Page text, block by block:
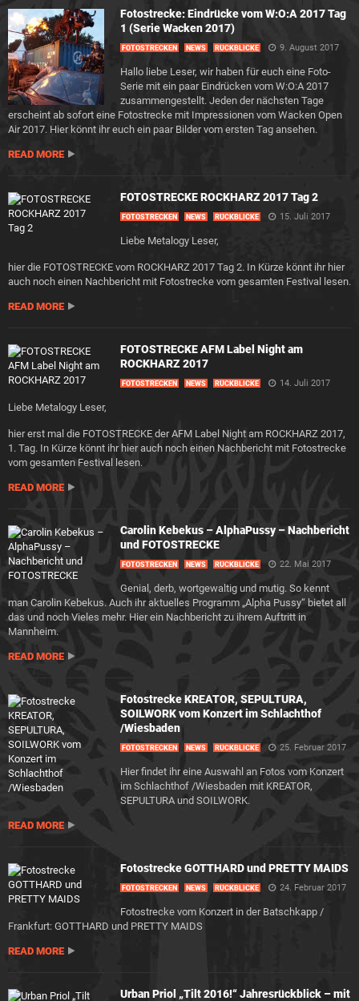
Fotostrecke: Eindrücke vom W:O:A 2017 Tag
1 (Serie Wacken 2017)
FOTOSTRECKEN NEWS RÜCKBLICKE 9. August 2017
Hallo liebe Leser, wir haben für euch eine Foto-
Serie mit ein paar Eindrücken vom W:O:A 2017
zusammengestellt. Jeden der nächsten Tage
erscheint ab sofort eine Fotostrecke mit Impressionen vom Wacken Open
Air 2017. Hier könnt ihr euch ein paar Bilder vom ersten Tag ansehen.
READ MORE
FOTOSTRECKE ROCKHARZ 2017 Tag 2
FOTOSTRECKEN NEWS RÜCKBLICKE 15. Juli 2017
Liebe Metalogy Leser,
hier die FOTOSTRECKE vom ROCKHARZ 2017 Tag 2. In Kürze könnt ihr hier
auch noch einen Nachbericht mit Fotostrecke vom gesamten Festival lesen.
READ MORE
FOTOSTRECKE AFM Label Night am
ROCKHARZ 2017
FOTOSTRECKEN NEWS RÜCKBLICKE 14. Juli 2017
Liebe Metalogy Leser,
hier erst mal die FOTOSTRECKE der AFM Label Night am ROCKHARZ 2017,
1. Tag. In Kürze könnt ihr hier auch noch einen Nachbericht mit Fotostrecke
vom gesamten Festival lesen.
READ MORE
Carolin Kebekus – AlphaPussy – Nachbericht
und FOTOSTRECKE
FOTOSTRECKEN NEWS RÜCKBLICKE 22. Mai 2017
Genial, derb, wortgewaltig und mutig. So kennt
man Carolin Kebekus. Auch ihr aktuelles Programm „Alpha Pussy“ bietet all
das und noch Vieles mehr. Hier ein Nachbericht zu ihrem Auftritt in
Mannheim.
READ MORE
Fotostrecke KREATOR, SEPULTURA,
SOILWORK vom Konzert im Schlachthof
/Wiesbaden
FOTOSTRECKEN NEWS RÜCKBLICKE 25. Februar 2017
Hier findet ihr eine Auswahl an Fotos vom Konzert
im Schlachthof /Wiesbaden mit KREATOR,
SEPULTURA und SOILWORK.
READ MORE
Fotostrecke GOTTHARD und PRETTY MAIDS
FOTOSTRECKEN NEWS RÜCKBLICKE 24. Februar 2017
Fotostrecke vom Konzert in der Batschkapp /
Frankfurt: GOTTHARD und PRETTY MAIDS
READ MORE
Urban Priol „Tilt 2016!“ Jahresrückblick – mit